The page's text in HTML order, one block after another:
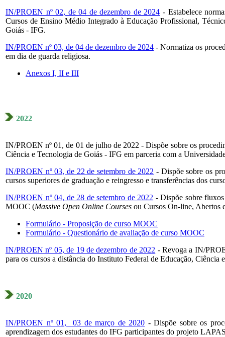
IN/PROEN nº 02, de 04 de dezembro de 2024 - Estabelece
Cursos de Ensino Médio Integrado à Educação Profissional,
Goiás - IFG.
IN/PROEN nº 03, de 04 de dezembro de 2024 - Normatiza os
em dia de guarda religiosa.
Anexos I, II e III
2022
IN/PROEN nº 01, de 01 de julho de 2022 - Dispõe sobre os
Ciência e Tecnologia de Goiás - IFG em parceria com a
IN/PROEN nº 03, de 22 de setembro de 2022 - Dispõe sobre os
cursos superiores de graduação e reingresso e transferências dos
IN/PROEN nº 04, de 28 de setembro de 2022 - Dispõe sobre
MOOC (Massive Open Online Courses ou Cursos On-line, Abertos
Formulário - Proposição de curso MOOC
Formulário - Questionário de avaliação de curso MOOC
IN/PROEN nº 05, de 19 de dezembro de 2022 - Revoga a IN/
para os cursos a distância do Instituto Federal de Educação,
2020
IN/PROEN nº 01, 03 de março de 2020 - Dispõe sobre os
aprendizagem dos estudantes do IFG participantes do projeto